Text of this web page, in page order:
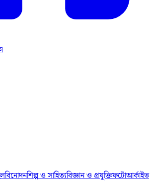
বিনোদনশিল্প ও সাহিত্যবিজ্ঞান ও প্রযুক্তিফটোআর্কাইভ